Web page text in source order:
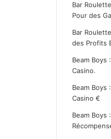
Bar
Pour des
Bar
des Profits
Beam Boys
Casino.
Beam Boys
Casino €
Beam Boys